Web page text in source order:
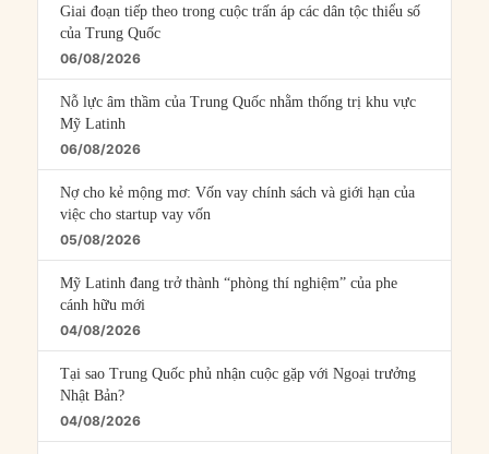
Giai đoạn tiếp theo trong cuộc trấn áp các dân tộc thiểu số
của Trung Quốc
06/08/2026
Nỗ lực âm thầm của Trung Quốc nhằm thống trị khu vực
Mỹ Latinh
06/08/2026
Nợ cho kẻ mộng mơ: Vốn vay chính sách và giới hạn của
việc cho startup vay vốn
05/08/2026
Mỹ Latinh đang trở thành “phòng thí nghiệm” của phe
cánh hữu mới
04/08/2026
Tại sao Trung Quốc phủ nhận cuộc gặp với Ngoại trưởng
Nhật Bản?
04/08/2026